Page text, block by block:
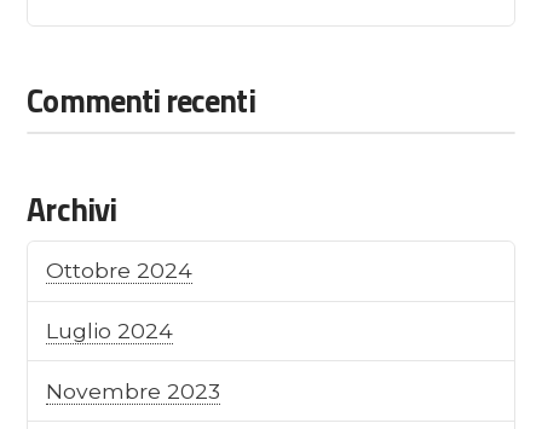
Commenti recenti
Archivi
Ottobre 2024
Luglio 2024
Novembre 2023